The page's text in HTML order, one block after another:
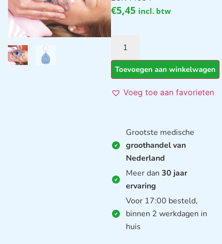
€5,45 incl. btw
Toevoegen aan winkelwagen
Voeg toe aan favorieten
Grootste medische
groothandel van
Nederland
Meer dan 30 jaar
ervaring
Voor 17:00 besteld,
binnen 2 werkdagen in
huis